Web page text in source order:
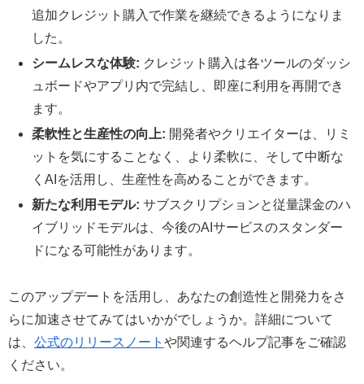
追加クレジット購入で作業を継続できるようになりま
した。
シームレスな体験: クレジット購入は各ツールのダッシ
ュボードやアプリ内で完結し、即座に利用を再開でき
ます。
柔軟性と生産性の向上: 開発者やクリエイターは、リミ
ットを気にすることなく、より柔軟に、そして中断な
くAIを活用し、生産性を高めることができます。
新たな利用モデル: サブスクリプションと従量課金のハ
イブリッドモデルは、今後のAIサービスのスタンダー
ドになる可能性があります。
このアップデートを活用し、あなたの創造性と開発力をさ
らに加速させてみてはいかがでしょうか。詳細について
は、 公式のリリースノート や関連するヘルプ記事をご確認
ください。